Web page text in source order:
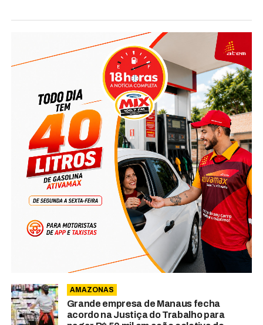
AMAZONAS
Grande empresa de Manaus fecha
acordo na Justiça do Trabalho para